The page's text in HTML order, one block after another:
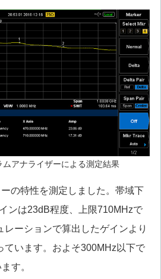
ムアナライザーによる測定結果
の特性を測定しました。帯域下
ンは23dB程度、上限710MHzで
レーションで算出したゲインより
ています。およそ300MHz以下で
す。